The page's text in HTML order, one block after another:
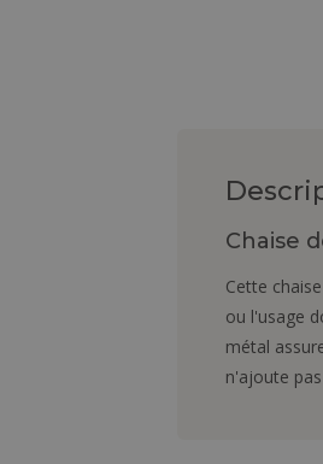
Chaise
Cette
ou l'usage
métal
n'ajoute